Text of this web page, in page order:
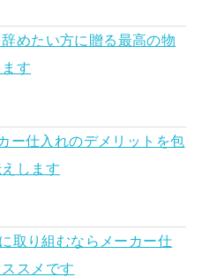
めたい方に贈る最高の物
す
ー仕入れのデメリットを包
します
取り組むならメーカー仕
スメです